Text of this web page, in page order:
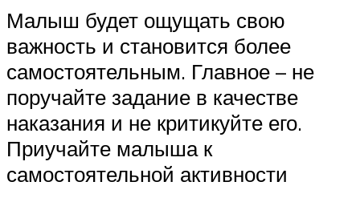
Малыш будет ощущать свою
важность и становится более
самостоятельным. Главное – не
поручайте задание в качестве
наказания и не критикуйте его.
Приучайте малыша к
самостоятельной активности